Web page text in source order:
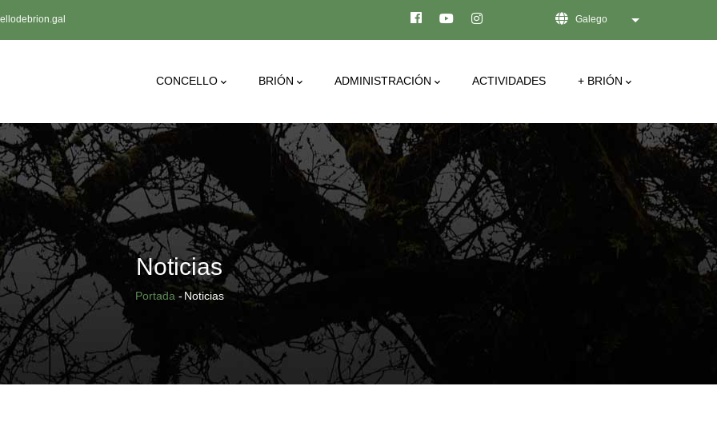
Galego List additional
Main
CONCELLO BRIÓN ADMINISTRACIÓN ACTIVIDADES + BRIÓN
Noticias
Breadcrumb
Portada - Noticias